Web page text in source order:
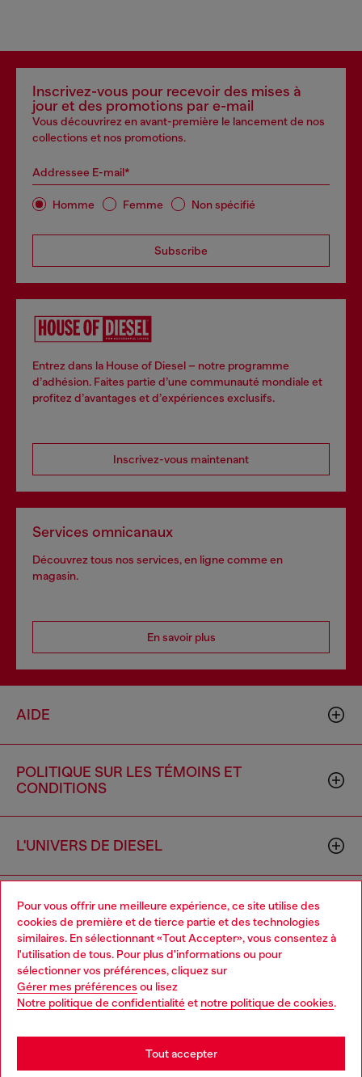
Pour vous offrir une meilleure expérience, ce site utilise des
cookies de première et de tierce partie et des technologies
similaires. En sélectionnant «Tout Accepter», vous consentez à
l'utilisation de tous. Pour plus d'informations ou pour
sélectionner vos préférences, cliquez sur
Gérer mes préférences ou lisez
Notre politique de confidentialitéet notre politique de cookies.
Tout accepter
Inscrivez-vous pour recevoir des mises à
jour et des promotions par e-mail
Vous découvrirez en avant-première le lancement de nos
collections et nos promotions.
Addressee E-mail*
Homme Femme Non spécifié
Subscribe
Entrez dans la House of Diesel – notre programme
d’adhésion. Faites partie d’une communauté mondiale et
profitez d’avantages et d’expériences exclusifs.
Inscrivez-vous maintenant
Services omnicanaux
Découvrez tous nos services, en ligne comme en
magasin.
En savoir plus
AIDE
POLITIQUE SUR LES TÉMOINS ET
CONDITIONS
L'UNIVERS DE DIESEL
ENTREPRISE
Country: CA Language: FR
Choose your location
You are currently browsing Canada website, but it seems you
may be based in United States